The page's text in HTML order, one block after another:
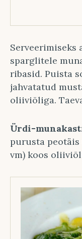
Serveerimiseks
sparglitele
ribasid. Puista
jahvatatud
oliiviõliga.
Ürdi-
purusta
vm) koos